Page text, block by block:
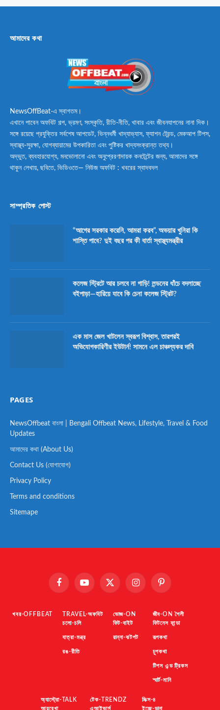
আমাদের কথা
NewsOffBeat-এ স্বাগতম।
এখানে পাবেন অফবিট গল্প, ভ্রমণ, সংস্কৃতি, রীতি-নীতি, খাবার এবং জীবনযাপনের নানা দিক।
সঙ্গে রয়েছে প্রযুক্তির সর্বশেষ আপডেট, ভিন্নধর্মী খাদ্যাভ্যাস, ফ্যাশন ট্রেন্ড, মেকআপ টিপস,
স্বাস্থ্য-সুরক্ষা, যোগব্যায়ামের উপকারিতা এবং পুষ্টিকর খাদ্যসংক্রান্ত তথ্য।
অদ্ভুত, ব্যবহারযোগ্য, মনভোলানো এবং অনুপ্রেরণাদায়ক কনটেন্টের জন্য, আমাদের সঙ্গে
থাকুন লেখায়, ছবিতে, ভিডিওতে— নিউজ অফবিট : খবরের স্বাদবদল
সাম্প্রতিক পোস্ট
“আগের সরকার করেনি, আমরা করব”, অভয়ার খুনিরা কি
শাস্তি পাবে? দুই বছর পর কী বার্তা স্বাস্থ্যমন্ত্রীর
কলেজ স্ট্রিটে আর চলবে না গাড়ি! লন্ডনের ধাঁচে বদলাচ্ছে
বইপাড়া—হারিয়ে যাবে কি চেনা কলেজ স্ট্রিট?
এক মাস জেল খাটলেন স্বরূপ বিশ্বাস, তারপরই
অভিযোগকারিণীর ইউটার্ন! সামনে এল চাঞ্চল্যকর দাবি
PAGES
NewsOffbeat বাংলা | Bengali Offbeat News, Lifestyle, Travel & Food
Updates
আমাদের কথা (About Us)
Contact Us (যোগাযোগ)
Privacy Policy
Terms and conditions
Sitemape
FacebookYouTube X
InstagramPinterest
খবর-OFFBEAT
TRAVEL-অফবিট
চলো-চলি
যাত্রা-মন্ত্র
রঙ-রীতি
ভোজ-ON
ফিট-বাইট
রান্না-ঝটপট
জীব-ON শৈলী
ফিটনেস ফান্ডা
রূপকথা
চুপকথা
টিপস এন্ড ট্রিকস
স্মার্ট-মানি
অ্যাস্ট্রো-TALK
আয়ুরেখা
টেক-TRENDZ
এআইভার্স
মিক্স-৪
ইচ্ছে-ডানা